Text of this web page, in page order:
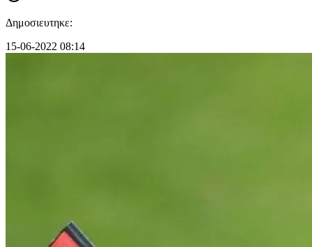
Δημοσιευτηκε:
15-06-2022 08:14